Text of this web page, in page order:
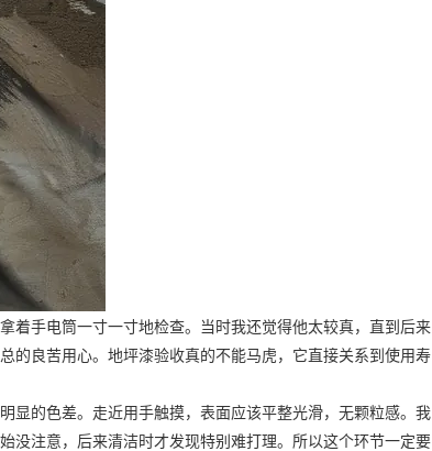
着手电筒一寸一寸地检查。当时我还觉得他太较真，直到后来
的良苦用心。地坪漆验收真的不能马虎，它直接关系到使用寿
显的色差。走近用手触摸，表面应该平整光滑，无颗粒感。我
没注意，后来清洁时才发现特别难打理。所以这个环节一定要